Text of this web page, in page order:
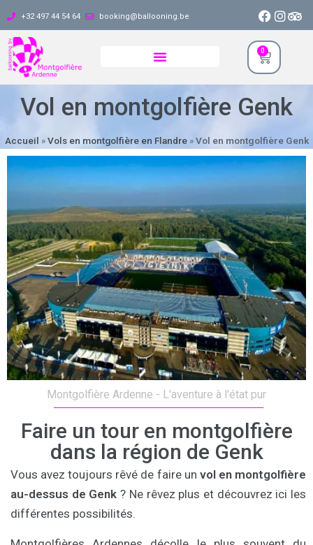
+32 497 44 54 64 booking@ballooning.be
0
Vol en montgolfière Genk
Accueil »Vols en montgolfière en Flandre»Vol en montgolfière Genk
Montgolfière Ardenne - L'aventure à l'état pur
Faire un tour en montgolfière
dans la région de Genk
Vous avez toujours rêvé de faire un vol en montgolfière
au-dessus de Genk ? Ne rêvez plus et découvrez ici les
différentes possibilités.